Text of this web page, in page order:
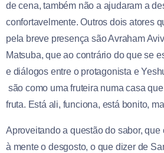
de cena, também não a ajudaram a
confortavelmente. Outros dois atores
pela breve presença sãoAvraham
Matsuba, que ao contrário do que se
e diálogos entre o protagonista e
são como uma fruteira numa casa
fruta. Está ali, funciona, está bonito,
Aproveitando a questão do sabor,
à mente o desgosto, o que dizer de